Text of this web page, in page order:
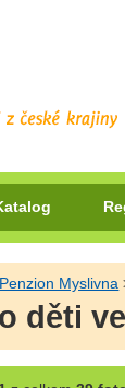
Penzion Myslivna
děti